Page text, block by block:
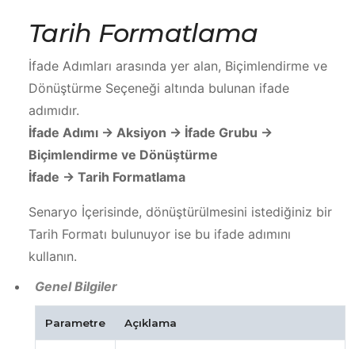
Tarih Formatlama
İfade Adımları arasında yer alan, Biçimlendirme ve
Dönüştürme Seçeneği altında bulunan ifade
adımıdır.
İfade Adımı -> Aksiyon -> İfade Grubu ->
Biçimlendirme ve Dönüştürme
İfade -> Tarih Formatlama
Senaryo İçerisinde, dönüştürülmesini istediğiniz bir
Tarih Formatı bulunuyor ise bu ifade adımını
kullanın.
Genel Bilgiler
Parametre Açıklama